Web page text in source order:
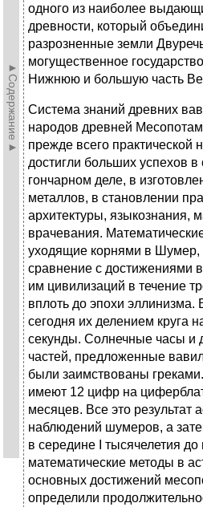
►Содержание►
одного из наиболее
древности, который
разрозненные земли
могущественное
Нижнюю и большую часть
Система знаний древних
народов древней
прежде всего практической
достигли больших успехов в
гончарном деле, в
металлов, в становлении
архитектуры, языкознания,
врачевания.
уходящие корнями в
сравнение с достижениями
им цивилизаций в течение
вплоть до эпохи эллинизма.
сегодня их делением круга
секунды. Солнечные часы и
частей, предложенные
были заимствованы
имеют 12 цифр на
месяцев. Все это результат
наблюдений шумеров, а
в середине I тысячелетия до
математические методы в
основных достижений
определили